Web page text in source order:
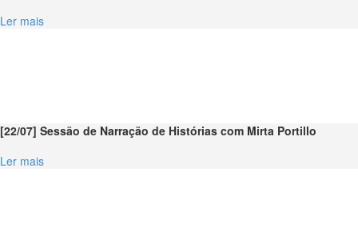
Ler mais
[22/07] Sessão de Narração de Histórias com Mirta Portillo
Ler mais